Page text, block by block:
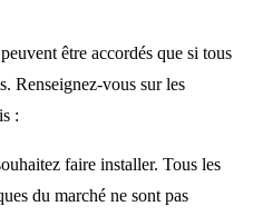
être accordés que si tous
Renseignez-vous sur les
:
faire installer. Tous les
du marché ne sont pas